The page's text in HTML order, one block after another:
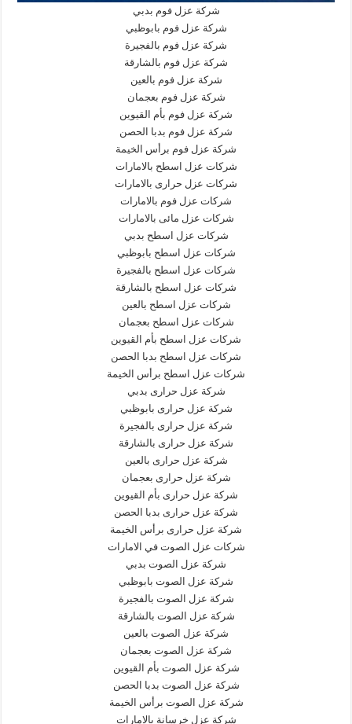
شركة عزل فوم بدبي
شركة عزل فوم بابوظبي
شركة عزل فوم بالفجيرة
شركة عزل فوم بالشارقة
شركة عزل فوم بالعين
شركة عزل فوم بعجمان
شركة عزل فوم بأم القيوين
شركة عزل فوم بدبا الحصن
شركة عزل فوم برأس الخيمة
شركات عزل اسطح بالامارات
شركات عزل حرارى بالامارات
شركات عزل فوم بالامارات
شركات عزل مائى بالامارات
شركات عزل اسطح بدبي
شركات عزل اسطح بابوظبي
شركات عزل اسطح بالفجيرة
شركات عزل اسطح بالشارقة
شركات عزل اسطح بالعين
شركات عزل اسطح بعجمان
شركات عزل اسطح بأم القيوين
شركات عزل اسطح بدبا الحصن
شركات عزل اسطح برأس الخيمة
شركة عزل حرارى بدبي
شركة عزل حرارى بابوظبي
شركة عزل حرارى بالفجيرة
شركة عزل حرارى بالشارقة
شركة عزل حرارى بالعين
شركة عزل حرارى بعجمان
شركة عزل حرارى بأم القيوين
شركة عزل حرارى بدبا الحصن
شركة عزل حرارى برأس الخيمة
شركات عزل الصوت في الامارات
شركة عزل الصوت بدبي
شركة عزل الصوت بابوظبي
شركة عزل الصوت بالفجيرة
شركة عزل الصوت بالشارقة
شركة عزل الصوت بالعين
شركة عزل الصوت بعجمان
شركة عزل الصوت بأم القيوين
شركة عزل الصوت بدبا الحصن
شركة عزل الصوت برأس الخيمة
شركة عزل خرسانة بالامارات